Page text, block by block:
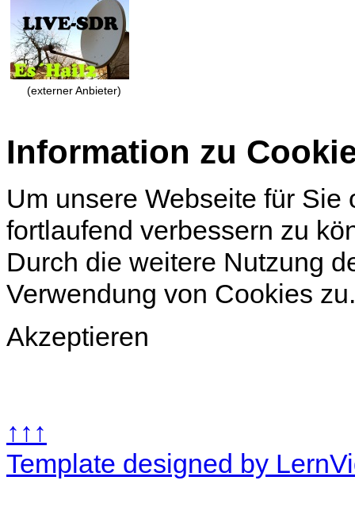
(externer Anbieter)
Information zu
Um unsere Webseite für
fortlaufend verbessern zu
Durch die weitere Nutzung
Verwendung von Cookies
Akzeptieren
↑↑↑
Template designed by